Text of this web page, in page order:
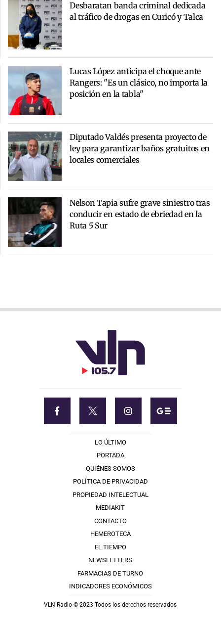
Desbaratan banda criminal dedicada
al tráfico de drogas en Curicó y Talca
Lucas López anticipa el choque ante
Rangers: "Es un clásico, no importa la
posición en la tabla"
Diputado Valdés presenta proyecto de
ley para garantizar baños gratuitos en
locales comerciales
Nelson Tapia sufre grave siniestro tras
conducir en estado de ebriedad en la
Ruta 5 Sur
LO ÚLTIMO
PORTADA
QUIÉNES SOMOS
POLÍTICA DE PRIVACIDAD
PROPIEDAD INTELECTUAL
MEDIAKIT
CONTACTO
HEMEROTECA
EL TIEMPO
NEWSLETTERS
FARMACIAS DE TURNO
INDICADORES ECONÓMICOS
VLN Radio © 2023 Todos los derechos reservados